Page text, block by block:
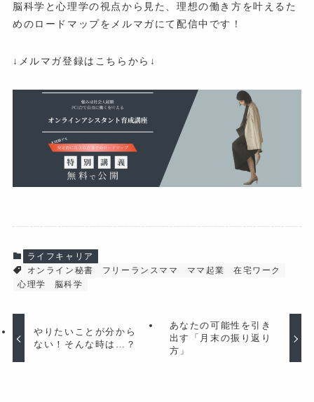
脳科学と心理学の視点から見た、理想の働き方を叶えるた
めのロードマップをメルマガにて配信中です！
↓メルマガ登録はこちらから↓
ライフキャリア
オンライン秘書
フリーランスママ ママ起業
在宅ワーク
心理学
脳科学
やりたいことが分から
ない！そんな時は…？
あなたの可能性を引き
出す「月末の振り返り
方」